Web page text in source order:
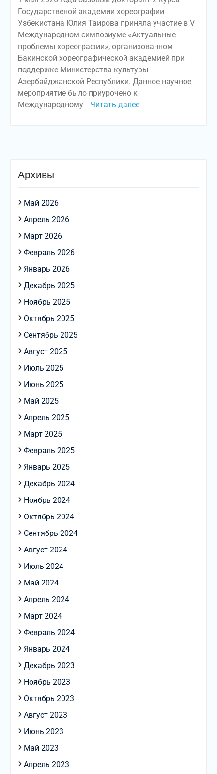
Государственой академии хореографии
Узбекистана Юлия Таирова приняла участие в V
Международном симпозиуме «Актуальные
проблемы хореографии», организованном
Бакинской хореографической академией при
поддержке Министерства культуры
Азербайджанской Республики. Данное научное
мероприятие было приурочено к
Международному
Читать далее
Архивы
Май 2026
Апрель 2026
Март 2026
Февраль 2026
Январь 2026
Декабрь 2025
Ноябрь 2025
Октябрь 2025
Сентябрь 2025
Август 2025
Июль 2025
Июнь 2025
Май 2025
Апрель 2025
Март 2025
Февраль 2025
Январь 2025
Декабрь 2024
Ноябрь 2024
Октябрь 2024
Сентябрь 2024
Август 2024
Июль 2024
Май 2024
Апрель 2024
Март 2024
Февраль 2024
Январь 2024
Декабрь 2023
Ноябрь 2023
Октябрь 2023
Август 2023
Июнь 2023
Май 2023
Апрель 2023